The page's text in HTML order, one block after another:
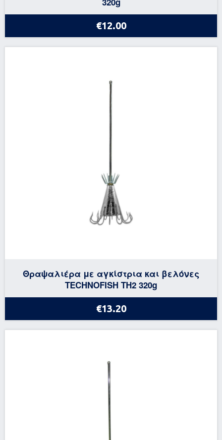
€12.00
Θραψαλιέρα με αγκίστρια και βελόνες
TECHNOFISH TH2 320g
€13.20